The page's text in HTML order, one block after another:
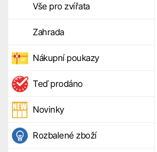
Vše pro zvířata
Zahrada
Nákupní poukazy
Teď prodáno
Novinky
Rozbalené zboží